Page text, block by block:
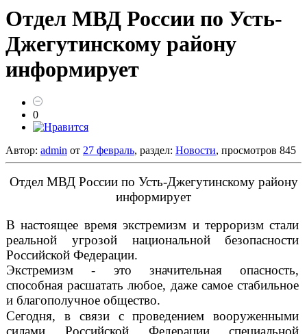
Отдел МВД России по Усть-
Джегутинскому району
информирует
0
Автор: admin от 27 февраль, раздел: Новости, просмотров 845
Отдел МВД России по Усть-Джегутинскому району
информирует
В настоящее время экстремизм и терроризм стали
реальной угрозой национальной безопасности
Российской Федерации.
Экстремизм - это значительная опасность,
способная расшатать любое, даже самое стабильное
и благополучное общество.
Сегодня, в связи с проведением вооруженными
силами Российской Федерации специальной